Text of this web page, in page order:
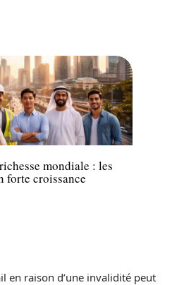
mondiale : les
forte croissance
en raison d’une invalidité peut